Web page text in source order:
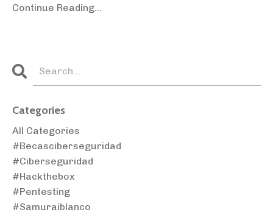
Continue Reading...
Categories
All Categories
#becasciberseguridad
#ciberseguridad
#hackthebox
#pentesting
#samuraiblanco